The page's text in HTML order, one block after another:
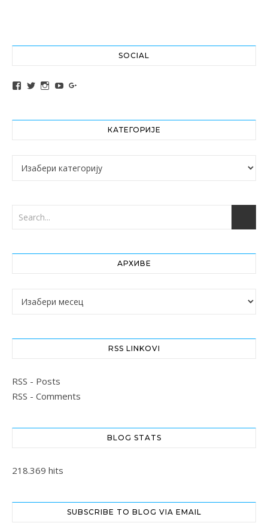
SOCIAL
View altochef’s profile on Facebook
View jovancica73’s profile on Twitter
View jovancica73’s profile on Instagram
View jovancica73’s profile on YouTube
КАТЕГОРИЈЕ
Категорије
АРХИВЕ
Архиве
RSS LINKOVI
RSS - Posts
RSS - Comments
BLOG STATS
218.369 hits
SUBSCRIBE TO BLOG VIA EMAIL